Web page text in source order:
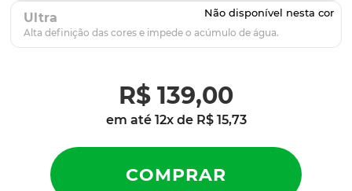
Ultra
R$ 139,00
em até 12x de R$ 15,73